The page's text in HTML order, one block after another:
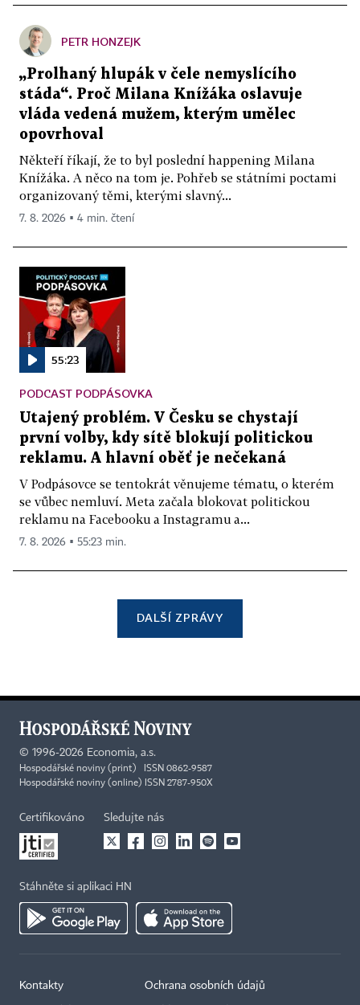
PETR HONZEJK
„Prolhaný hlupák v čele nemyslícího
stáda“. Proč Milana Knížáka oslavuje
vláda vedená mužem, kterým umělec
opovrhoval
Někteří říkají, že to byl poslední happening Milana
Knížáka. A něco na tom je. Pohřeb se státními poctami
organizovaný těmi, kterými slavný...
7. 8. 2026 ▪ 4 min. čtení
55:23
PODCAST PODPÁSOVKA
Utajený problém. V Česku se chystají
první volby, kdy sítě blokují politickou
reklamu. A hlavní oběť je nečekaná
V Podpásovce se tentokrát věnujeme tématu, o kterém
se vůbec nemluví. Meta začala blokovat politickou
reklamu na Facebooku a Instagramu a...
7. 8. 2026 ▪ 55:23 min.
DALŠÍ ZPRÁVY
© 1996-2026 Economia, a.s.
Hospodářské noviny (print) ISSN 0862-9587
Hospodářské noviny (online) ISSN 2787-950X
Certifikováno Sledujte nás
Stáhněte si aplikaci HN
Kontakty Ochrana osobních údajů